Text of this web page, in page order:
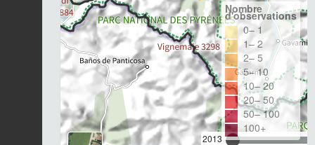
2013
Nombre
d'observations
0– 1
1– 2
2– 5
5– 10
10– 20
20– 50
50– 100
100+